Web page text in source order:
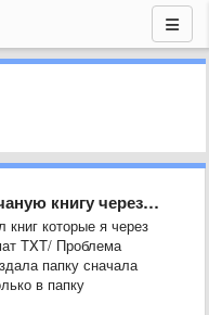
книгу через USB.
которые я через
TXT/ Проблема
папку сначала
в папку